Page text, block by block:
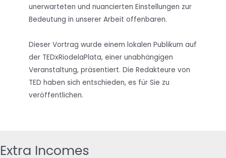
unerwarteten und nuancierten Einstellungen zur
Bedeutung in unserer Arbeit offenbaren.
Dieser Vortrag wurde einem lokalen Publikum auf
der TEDxRiodelaPlata, einer unabhängigen
Veranstaltung, präsentiert. Die Redakteure von
TED haben sich entschieden, es für Sie zu
veröffentlichen.
Extra Incomes